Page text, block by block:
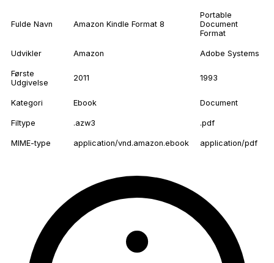
Fulde Navn Amazon Kindle Format 8
Portable
Document
Format
Udvikler Amazon Adobe Systems
Første
Udgivelse
2011 1993
Kategori Ebook Document
Filtype .azw3 .pdf
MIME-type application/vnd.amazon.ebook application/pdf